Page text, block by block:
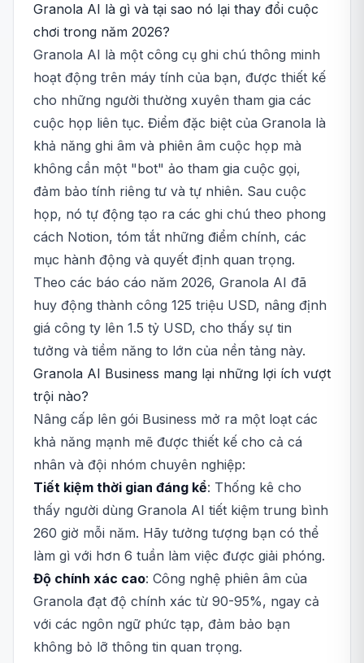
Granola AI là gì và tại sao nó lại thay đổi cuộc
chơi trong năm 2026?
Granola AI là một công cụ ghi chú thông minh
hoạt động trên máy tính của bạn, được thiết kế
cho những người thường xuyên tham gia các
cuộc họp liên tục. Điểm đặc biệt của Granola là
khả năng ghi âm và phiên âm cuộc họp mà
không cần một "bot" ảo tham gia cuộc gọi,
đảm bảo tính riêng tư và tự nhiên. Sau cuộc
họp, nó tự động tạo ra các ghi chú theo phong
cách Notion, tóm tắt những điểm chính, các
mục hành động và quyết định quan trọng.
Theo các báo cáo năm 2026, Granola AI đã
huy động thành công 125 triệu USD, nâng định
giá công ty lên 1.5 tỷ USD, cho thấy sự tin
tưởng và tiềm năng to lớn của nền tảng này.
Granola AI Business mang lại những lợi ích vượt
trội nào?
Nâng cấp lên gói Business mở ra một loạt các
khả năng mạnh mẽ được thiết kế cho cả cá
nhân và đội nhóm chuyên nghiệp:
Tiết kiệm thời gian đáng kể: Thống kê cho
thấy người dùng Granola AI tiết kiệm trung bình
260 giờ mỗi năm. Hãy tưởng tượng bạn có thể
làm gì với hơn 6 tuần làm việc được giải phóng.
Độ chính xác cao: Công nghệ phiên âm của
Granola đạt độ chính xác từ 90-95%, ngay cả
với các ngôn ngữ phức tạp, đảm bảo bạn
không bỏ lỡ thông tin quan trọng.